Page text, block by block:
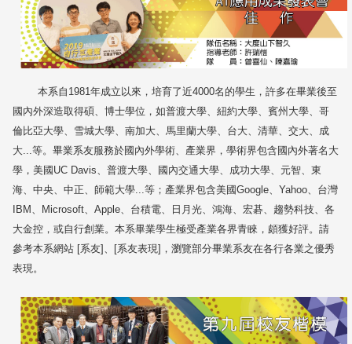
本系自 1981年成立以來，培育了近4000名的學生，許多在畢業後至
國內外深造取得碩、博士學位，如普渡大學、紐約大學、賓州大學、哥
倫比亞大學、雪城大學、南加大、馬里蘭大學、台大、清華、交大、成
大...等。畢業系友服務於國內外學術、產業界，學術界包含國內外著名大
學，美國 UC Davis、普渡大學、國內交通大學、成功大學、元智、東
海、中央、中正、師範大學...等；產業界包含美國Google、Yahoo、台灣
IBM 、 Microsoft、Apple、台積電、日月光、鴻海、宏碁、趨勢科技、各
大金控，或自行創業。本系畢業學生極受產業各界青睞，頗獲好評。請
參考本系網站 [系友] 、 [系友表現] ，瀏覽部分畢業系友在各行各業之優秀
表現。